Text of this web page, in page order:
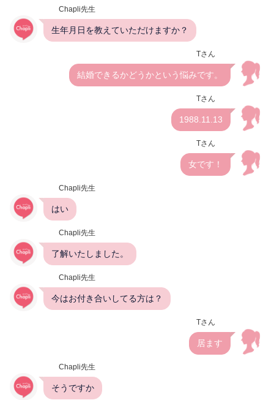
Chapli先生
生年月日を教えていただけますか？
Tさん
結婚できるかどうかという悩みです。
Tさん
1988.11.13
Tさん
女です！
Chapli先生
はい
Chapli先生
了解いたしました。
Chapli先生
今はお付き合いしてる方は？
Tさん
居ます
Chapli先生
そうですか